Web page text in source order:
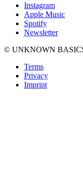
Instagram
Apple Music
Spotify
Newsletter
© UNKNOWN
Terms
Privacy
Imprint